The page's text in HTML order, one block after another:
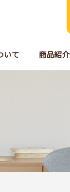
いて 商品紹介